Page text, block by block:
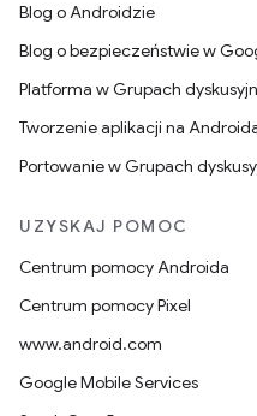
Blog o Androidzie
Blog o bezpieczeństwie w
Platforma w Grupach
Tworzenie aplikacji na
Portowanie w Grupach
UZYSKAJ POMOC
Centrum pomocy Androida
Centrum pomocy Pixel
www.android.com
Google Mobile Services